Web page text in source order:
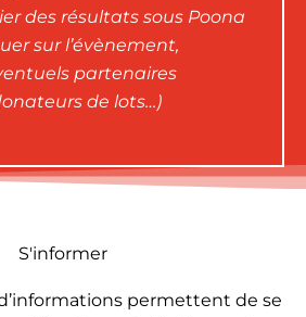
des résultats sous Poona
sur l’évènement,
partenaires
de lots…)
S'informer
permettent de se